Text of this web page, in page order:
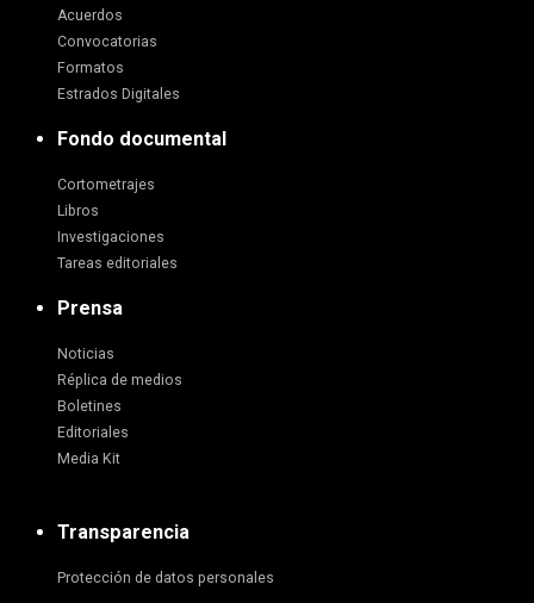
Acuerdos
Convocatorias
Formatos
Estrados Digitales
Fondo documental
Cortometrajes
Libros
Investigaciones
Tareas editoriales
Prensa
Noticias
Réplica de medios
Boletines
Editoriales
Media Kit
Transparencia
Protección de datos personales